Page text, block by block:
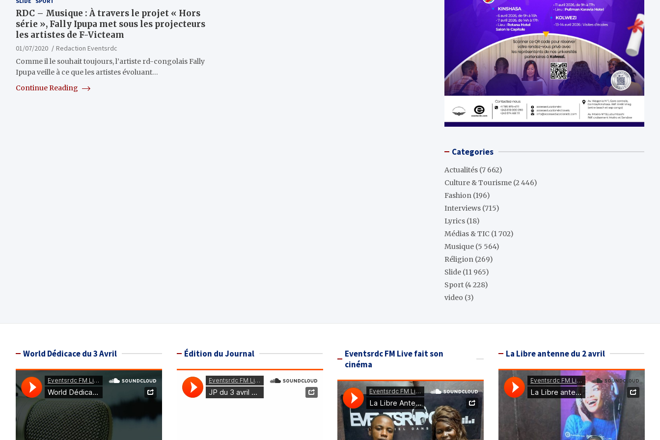
RDC – Musique : À travers le projet « Hors
série », Fally Ipupa met sous les projecteurs
les artistes de F-Victeam
01/07/2020
Redaction Eventsrdc
Comme il le souhait toujours, l’artiste rd-congolais Fally
Ipupa veille à ce que les artistes évoluant…
Continue Reading
Categories
Actualités (7 662)
Culture & Tourisme (2 446)
Fashion (196)
Interviews (715)
Lyrics (18)
Médias & TIC (1 702)
Musique (5 564)
Réligion (269)
Slide (11 965)
Sport (4 228)
video (3)
World Dédicace du 3 Avril Édition du Journal
Eventsrdc FM Live fait son
cinéma
La Libre antenne du 2 avril